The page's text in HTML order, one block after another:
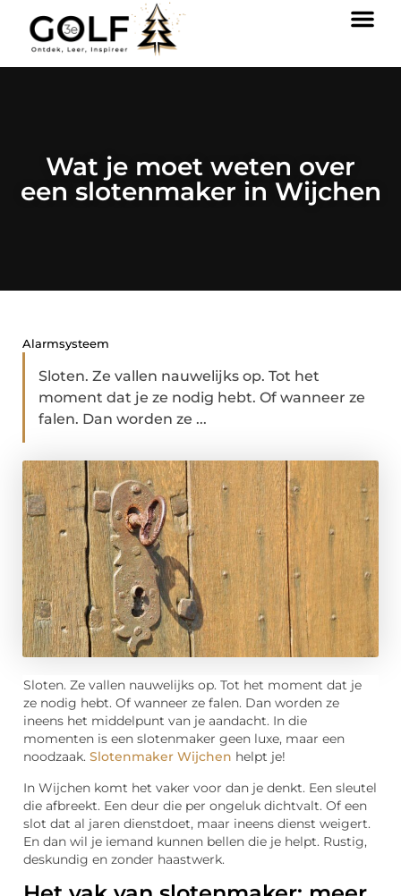
Wat je moet weten over
een slotenmaker in Wijchen
Alarmsysteem
Sloten. Ze vallen nauwelijks op. Tot het
moment dat je ze nodig hebt. Of wanneer ze
falen. Dan worden ze ...
Sloten. Ze vallen nauwelijks op. Tot het moment dat je
ze nodig hebt. Of wanneer ze falen. Dan worden ze
ineens het middelpunt van je aandacht. In die
momenten is een slotenmaker geen luxe, maar een
noodzaak. Slotenmaker Wijchen helpt je!
In Wijchen komt het vaker voor dan je denkt. Een sleutel
die afbreekt. Een deur die per ongeluk dichtvalt. Of een
slot dat al jaren dienstdoet, maar ineens dienst weigert.
En dan wil je iemand kunnen bellen die je helpt. Rustig,
deskundig en zonder haastwerk.